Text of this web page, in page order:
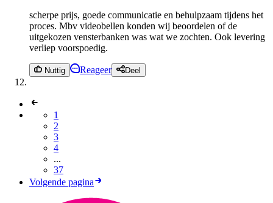
scherpe prijs, goede communicatie en behulpzaam tijdens het
proces. Mbv videobellen konden wij beoordelen of de
uitgekozen vensterbanken was wat we zochten. Ook levering
verliep voorspoedig.
Nuttig Reageer Deel
1
2
3
4
...
37
Volgende pagina